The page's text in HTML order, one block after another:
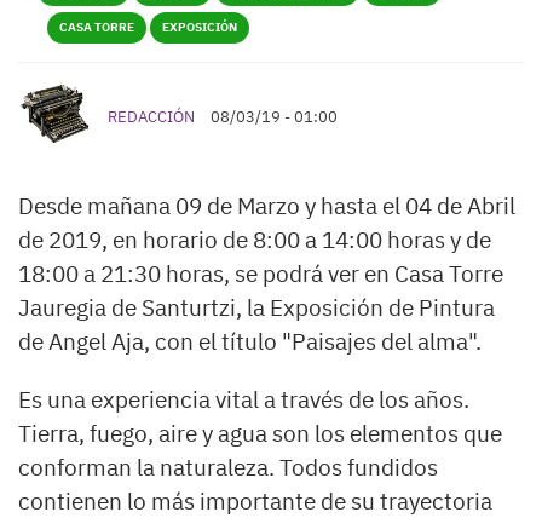
CASA TORRE EXPOSICIÓN
REDACCIÓN 08/03/19 - 01:00
Desde mañana 09 de Marzo y hasta el 04 de Abril
de 2019, en horario de 8:00 a 14:00 horas y de
18:00 a 21:30 horas, se podrá ver en Casa Torre
Jauregia de Santurtzi, la Exposición de Pintura
de Angel Aja, con el título "Paisajes del alma".
Es una experiencia vital a través de los años.
Tierra, fuego, aire y agua son los elementos que
conforman la naturaleza. Todos fundidos
contienen lo más importante de su trayectoria